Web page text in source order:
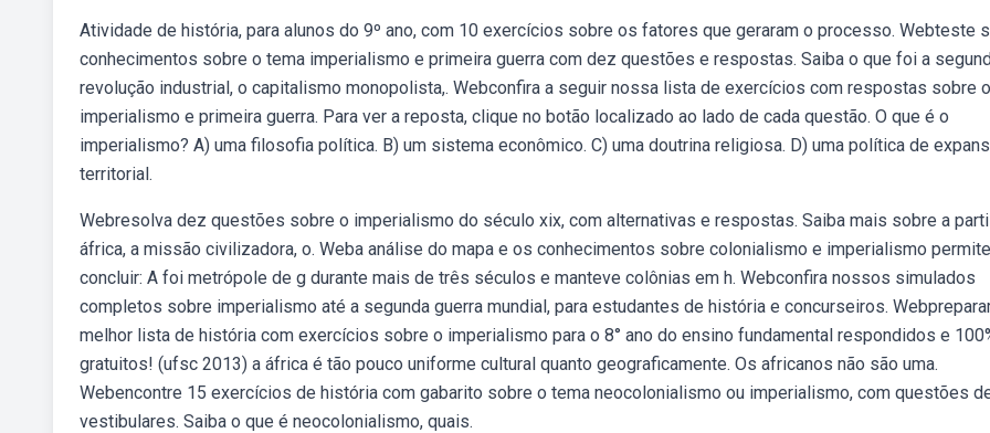
Atividade de história, para alunos do 9º ano, com 10 exercícios sobre os fatores que geraram o processo. Webteste
conhecimentos sobre o tema imperialismo e primeira guerra com dez questões e respostas. Saiba o que foi a
revolução industrial, o capitalismo monopolista,. Webconfira a seguir nossa lista de exercícios com respostas sobre
imperialismo e primeira guerra. Para ver a reposta, clique no botão localizado ao lado de cada questão. O que é o
imperialismo? A) uma filosofia política. B) um sistema econômico. C) uma doutrina religiosa. D) uma política de
territorial.
Webresolva dez questões sobre o imperialismo do século xix, com alternativas e respostas. Saiba mais sobre a
áfrica, a missão civilizadora, o. Weba análise do mapa e os conhecimentos sobre colonialismo e imperialismo
concluir: A foi metrópole de g durante mais de três séculos e manteve colônias em h. Webconfira nossos simulados
completos sobre imperialismo até a segunda guerra mundial, para estudantes de história e concurseiros.
melhor lista de história com exercícios sobre o imperialismo para o 8° ano do ensino fundamental respondidos e
gratuitos! (ufsc 2013) a áfrica é tão pouco uniforme cultural quanto geograficamente. Os africanos não são uma.
Webencontre 15 exercícios de história com gabarito sobre o tema neocolonialismo ou imperialismo, com questões
vestibulares. Saiba o que é neocolonialismo, quais.